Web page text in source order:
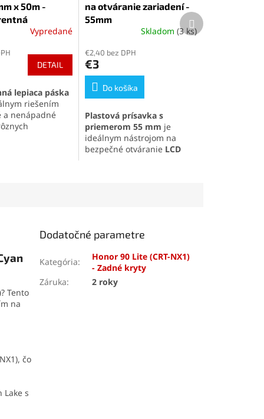
x 50m -
Vypredané
DETAIL
lepiaca páska
riešením
a nenápadné
na otváranie zariadení -
55mm
produktu
je
5,0
5
hviezdičiek.
Skladom(3 ks)
€2,40 bez DPH
€3
Do košíka
Plastová prísavka s
priemerom 55 mm je
ideálnym nástrojom na
bezpečné otváranie LCD
jednoduchú manipuláciu.
Ďalší
produkt
? Tento
na
čo
s
Dodatočné parametre
Kategória:
Honor 90 Lite (CRT-NX1)
- Zadné kryty
Záruka: 2 roky